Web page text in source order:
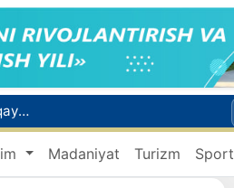
2030 yilgacha xavfli chiqindilarni qayta ishlash darajasi 20 foizga yetkaziladi
Oʻzbekiston ilk bor Xalqaro informatika olimpiadasi — IOI 2026ga mezbonlik qiladi
Madaniyat Turizm Sport